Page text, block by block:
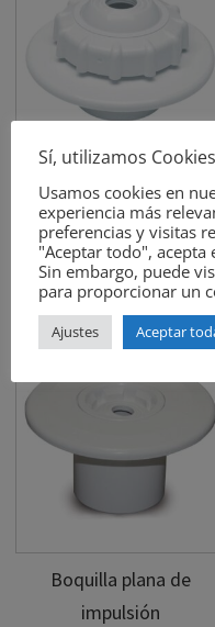
Boquilla de impulsión
Multiflow
Boquilla plana de
impulsión
Sí, utilizamos Cookies
Usamos cookies en
experiencia más
preferencias y visitas
"Aceptar todo", acepta
Sin embargo, puede
para proporcionar un
Ajustes Aceptar